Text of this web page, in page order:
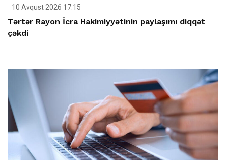
10 Avqust 2026 17:15
Tərtər Rayon İcra Hakimiyyətinin paylaşımı diqqət
çəkdi